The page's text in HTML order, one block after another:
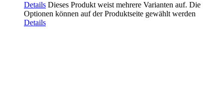
Details Dieses Produkt weist mehrere Varianten auf. Die
Optionen können auf der Produktseite gewählt werden
Details